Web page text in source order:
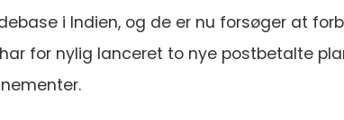
i Indien, og de er nu forsøger at
for nylig lanceret to nye postbetalte